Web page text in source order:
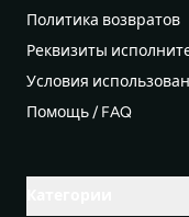
Политика возвратов
Реквизиты
Условия
Помощь / FAQ